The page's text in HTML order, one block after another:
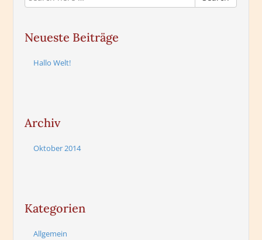
Neueste Beiträge
Hallo Welt!
Archiv
Oktober 2014
Kategorien
Allgemein